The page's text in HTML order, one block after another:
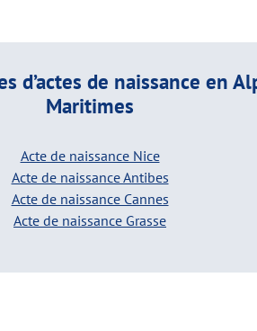
d’actes de naissance en
Maritimes
Acte de naissance Nice
Acte de naissance Antibes
Acte de naissance Cannes
Acte de naissance Grasse